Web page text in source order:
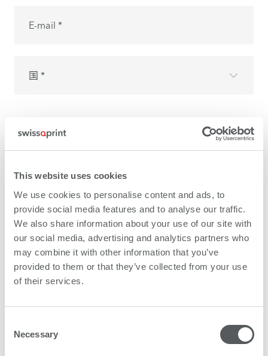
This website uses cookies
We use cookies to personalise content and ads, to
provide social media features and to analyse our traffic.
We also share information about your use of our site with
our social media, advertising and analytics partners who
may combine it with other information that you’ve
provided to them or that they’ve collected from your use
of their services.
Selection
Necessary
E-mail *
国 *
個人情報保護 方針を読み、同意しました。